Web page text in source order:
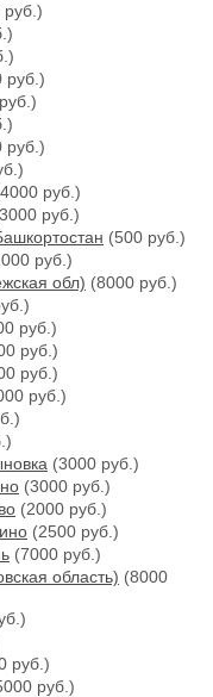
руб.)
руб.)
руб.)
руб.)
руб.)
(500 руб.)
руб.)
обл) (8000 руб.)
руб.)
руб.)
руб.)
руб.)
(3000 руб.)
(3000 руб.)
(2000 руб.)
(2500 руб.)
(7000 руб.)
область) (8000
руб.)
руб.)